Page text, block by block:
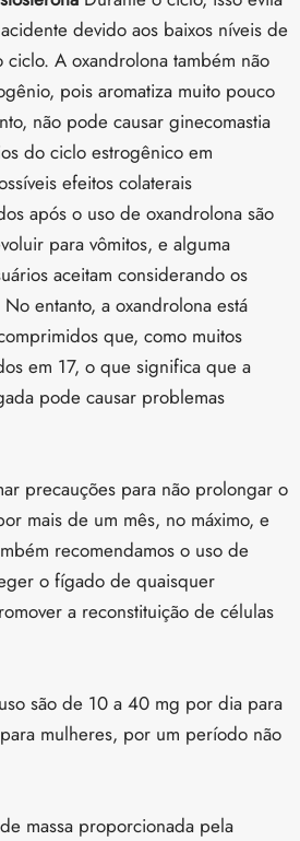
devido aos baixos níveis de
A oxandrolona também não
pois aromatiza muito pouco
não pode causar ginecomastia
do ciclo estrogênico em
efeitos colaterais
após o uso de oxandrolona são
para vômitos, e alguma
aceitam considerando os
entanto, a oxandrolona está
que, como muitos
em 17, o que significa que a
pode causar problemas
precauções para não prolongar o
mais de um mês, no máximo, e
recomendamos o uso de
o fígado de quaisquer
a reconstituição de células
são de 10 a 40 mg por dia para
mulheres, por um período não
massa proporcionada pela